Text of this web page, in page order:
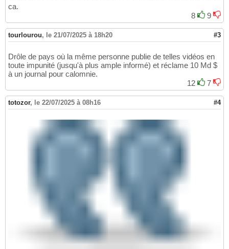
ca.
8
9
tourlourou, le 21/07/2025 à 18h20 #3
Drôle de pays où la même personne publie de telles vidéos en
toute impunité (jusqu'à plus ample informé) et réclame 10 Md $
à un journal pour calomnie.
12
7
totozor, le 22/07/2025 à 08h16 #4